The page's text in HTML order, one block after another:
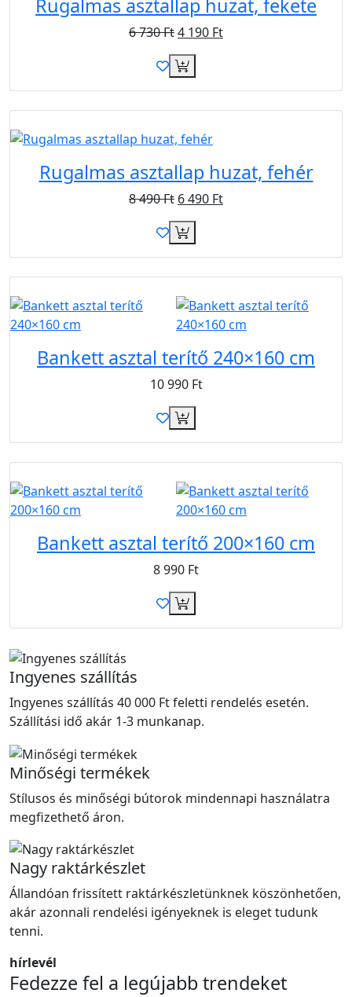
Rugalmas asztallap huzat, fekete
6 730Ft4 190 Ft
Rugalmas asztallap huzat, fehér
8 490Ft 6 490 Ft
Bankett asztal terítő 240×160 cm
10 990 Ft
Bankett asztal terítő 200×160 cm
8 990 Ft
Ingyenes szállítás
Ingyenes szállítás 40 000 Ft feletti rendelés esetén.
Szállítási idő akár 1-3 munkanap.
Minőségi termékek
Stílusos és minőségi bútorok mindennapi használatra
megfizethető áron.
Nagy raktárkészlet
Állandóan frissített raktárkészletünknek köszönhetően,
akár azonnali rendelési igényeknek is eleget tudunk
tenni.
hírlevél
Fedezze fel a legújabb trendeket